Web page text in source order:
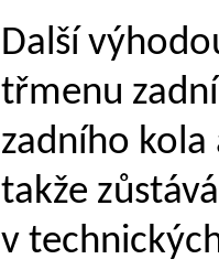
Další
třmenu
zadního
takže
v